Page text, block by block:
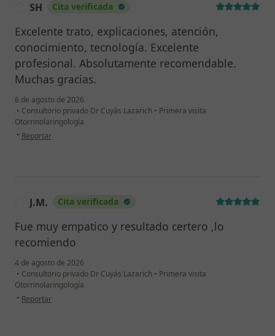
SH Cita verificada
Excelente trato, explicaciones, atención,
conocimiento, tecnología. Excelente
profesional. Absolutamente recomendable.
Muchas gracias.
6 de agosto de 2026
• Consultorio privado Dr Cuyás Lazarich • Primera visita
Otorrinolaringología
• en opinión del usuario SH
Reportar
J.M. Cita verificada
Fue muy empatico y resultado certero ,lo
recomiendo
4 de agosto de 2026
• Consultorio privado Dr Cuyás Lazarich • Primera visita
Otorrinolaringología
• en opinión del usuario J.M.
Reportar